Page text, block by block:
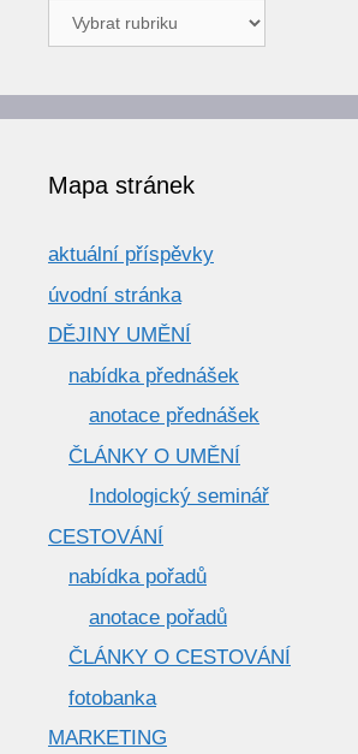
Články
a
Mapa stránek
aktuální příspěvky
úvodní stránka
DĚJINY UMĚNÍ
nabídka přednášek
anotace přednášek
ČLÁNKY O UMĚNÍ
Indologický seminář
CESTOVÁNÍ
nabídka pořadů
anotace pořadů
ČLÁNKY O CESTOVÁNÍ
fotobanka
MARKETING